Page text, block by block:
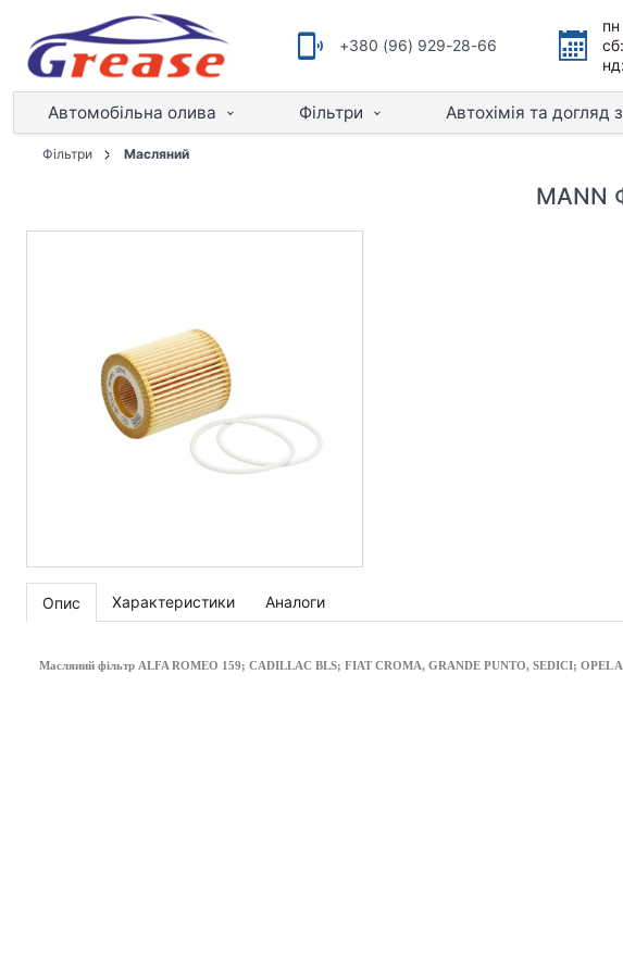
+380 (96) 929-28-66
Автомобільна олива Фільтри Автохімія та догляд
Фільтри Масляний
MANN
Опис Характеристики Аналоги
Масляний фільтр ALFA ROMEO 159; CADILLAC BLS; FIAT CROMA, GRANDE PUNTO, SEDICI;